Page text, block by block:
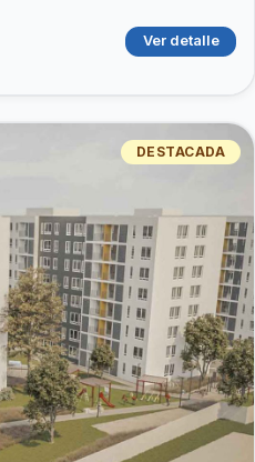
Ver detalle
DESTACADA